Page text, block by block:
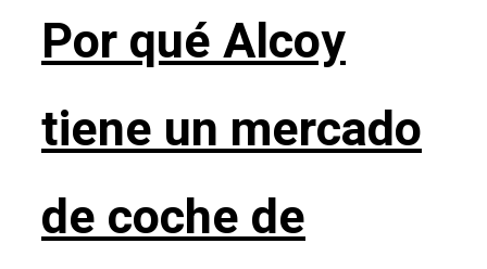
Por qué Alcoy
tiene un mercado
de coche de